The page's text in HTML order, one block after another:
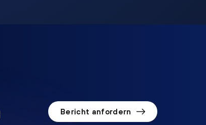
Bericht anfordern